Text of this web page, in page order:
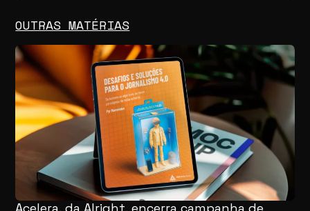
OUTRAS MATÉRIAS